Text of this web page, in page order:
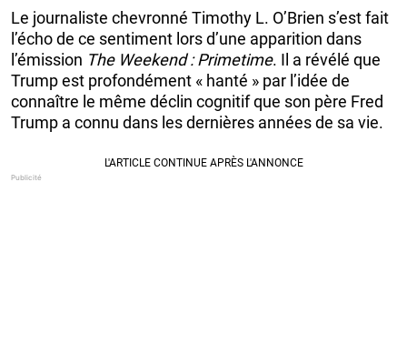
Le journaliste chevronné Timothy L. O’Brien s’est fait
l’écho de ce sentiment lors d’une apparition dans
l’émission The Weekend : Primetime. Il a révélé que
Trump est profondément « hanté » par l’idée de
connaître le même déclin cognitif que son père Fred
Trump a connu dans les dernières années de sa vie.